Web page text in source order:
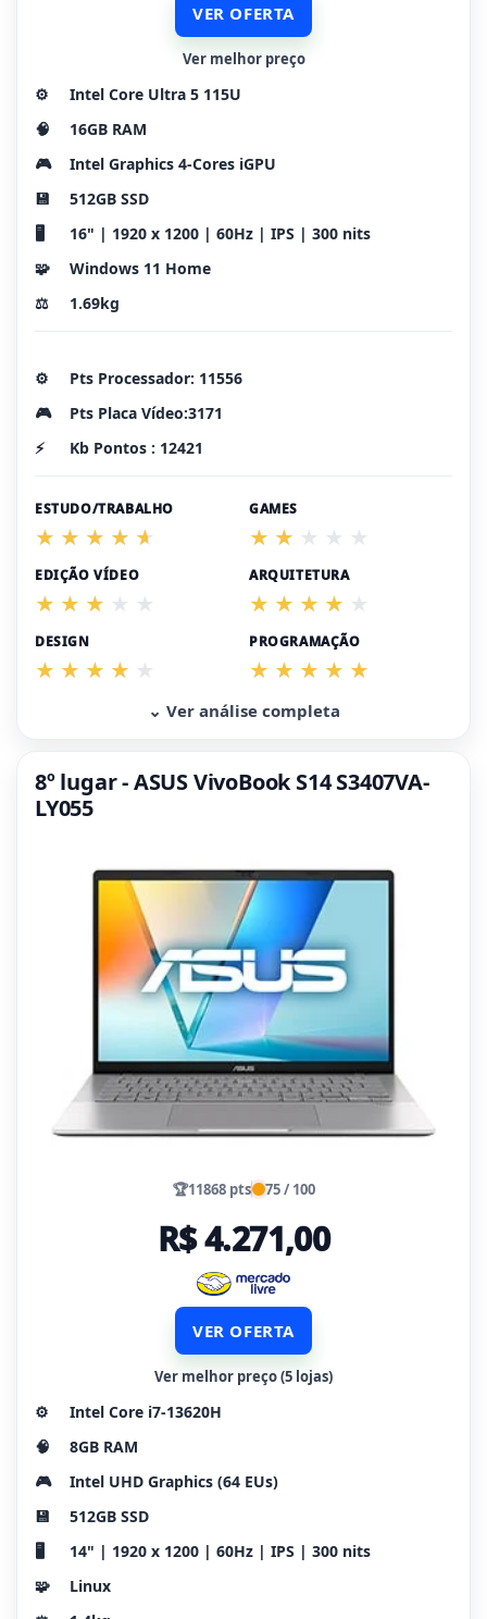
VER OFERTA
Ver melhor preço
⚙️
Intel Core Ultra 5 115U
🧠
16GB RAM
🎮
Intel Graphics 4-Cores iGPU
💾
512GB SSD
🖥️
16" | 1920 x 1200 | 60Hz | IPS | 300 nits
🧩
Windows 11 Home
⚖️
1.69kg
⚙️
Pts Processador: 11556
🎮
Pts Placa Vídeo:3171
⚡
Kb Pontos : 12421
ESTUDO/TRABALHO GAMES
EDIÇÃO VÍDEO ARQUITETURA
DESIGN PROGRAMAÇÃO
⌄ Ver análise completa
8º lugar - ASUS VivoBook S14 S3407VA-
LY055
🏆11868 pts 75 / 100
R$ 4.271,00
VER OFERTA
Ver melhor preço (5 lojas)
⚙️
Intel Core i7-13620H
🧠
8GB RAM
🎮
Intel UHD Graphics (64 EUs)
💾
512GB SSD
🖥️
14" | 1920 x 1200 | 60Hz | IPS | 300 nits
🧩
Linux